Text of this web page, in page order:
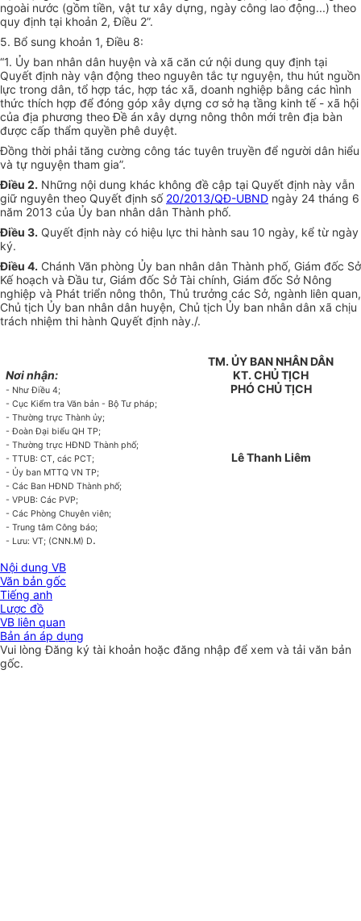
ngoài nước (gồm tiền, vật tư xây dựng, ngày công lao động...) theo
quy định tại khoản 2, Điều 2”.
5. Bổ sung khoản 1, Điều 8:
“1. Ủy ban nhân dân huyện và xã căn cứ nội dung quy định tại
Quyết định này vận động theo nguyên tắc tự nguyện, thu hút nguồn
lực trong dân, tổ hợp tác, hợp tác xã, doanh nghiệp bằng các hình
thức thích hợp để đóng góp xây dựng cơ sở hạ tầng kinh tế - xã hội
của địa phương theo Đề án xây dựng nông thôn mới trên địa bàn
được cấp thẩm quyền phê duyệt.
Đồng thời phải tăng cường công tác tuyên truyền để người dân hiểu
và tự nguyện tham gia”.
Điều 2. Những nội dung khác không đề cập tại Quyết định này vẫn
giữ nguyên theo Quyết định số 20/2013/QĐ-UBND ngày 24 tháng 6
năm 2013 của Ủy ban nhân dân Thành phố.
Điều 3. Quyết định này có hiệu lực thi hành sau 10 ngày, kể từ ngày
ký.
Điều 4. Chánh Văn phòng Ủy ban nhân dân Thành phố, Giám đốc Sở
Kế hoạch và Đầu tư, Giám đốc Sở Tài chính, Giám đốc Sở Nông
nghiệp và Phát triển nông thôn, Thủ trưởng các Sở, ngành liên quan,
Chủ tịch Ủy ban nhân dân huyện, Chủ tịch Ủy ban nhân dân xã chịu
trách nhiệm thi hành Quyết định này./.
Nơi nhận:
- Như Điều 4;
- Cục Kiểm tra Văn bản - Bộ Tư pháp;
- Thường trực Thành ủy;
- Đoàn Đại biểu QH TP;
- Thường trực HĐND Thành phố;
- TTUB: CT, các PCT;
- Ủy ban MTTQ VN TP;
- Các Ban HĐND Thành phố;
- VPUB: Các PVP;
- Các Phòng Chuyên viên;
- Trung tâm Công báo;
- Lưu: VT; (CNN.M) D.
TM. ỦY BAN NHÂN DÂN
KT. CHỦ TỊCH
PHÓ CHỦ TỊCH
Lê Thanh Liêm
Nội dung VB
Văn bản gốc
Tiếng anh
Lược đồ
VB liên quan
Bản án áp dụng
Vui lòngĐăng ký tài khoản hoặc đăng nhập để xem và tải văn bản
gốc.